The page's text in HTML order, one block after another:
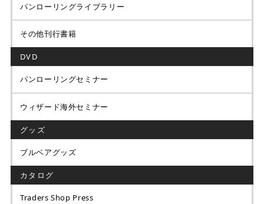
パンローリングライブラリー
その他刊行書籍
DVD
パンローリングセミナー
ウィザード海外セミナー
グッズ
ブルベアグッズ
カタログ
Traders Shop Press